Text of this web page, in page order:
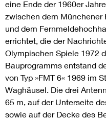
eine Ende der 1960er
zwischen dem Münchener
und dem
errichtet, die der
Olympischen Spiele 1972
Bauprogramms entstand
von Typ »FMT 6« 1969 im
Waghäusel. Die drei
65 m, auf der Unterseite
sowie auf der Decke des